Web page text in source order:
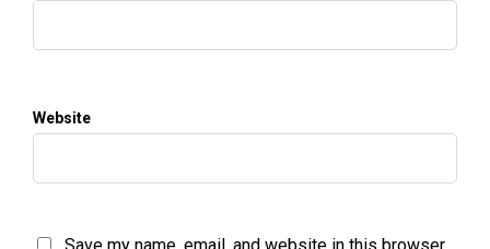
Website
Save my name, email, and website in this browser